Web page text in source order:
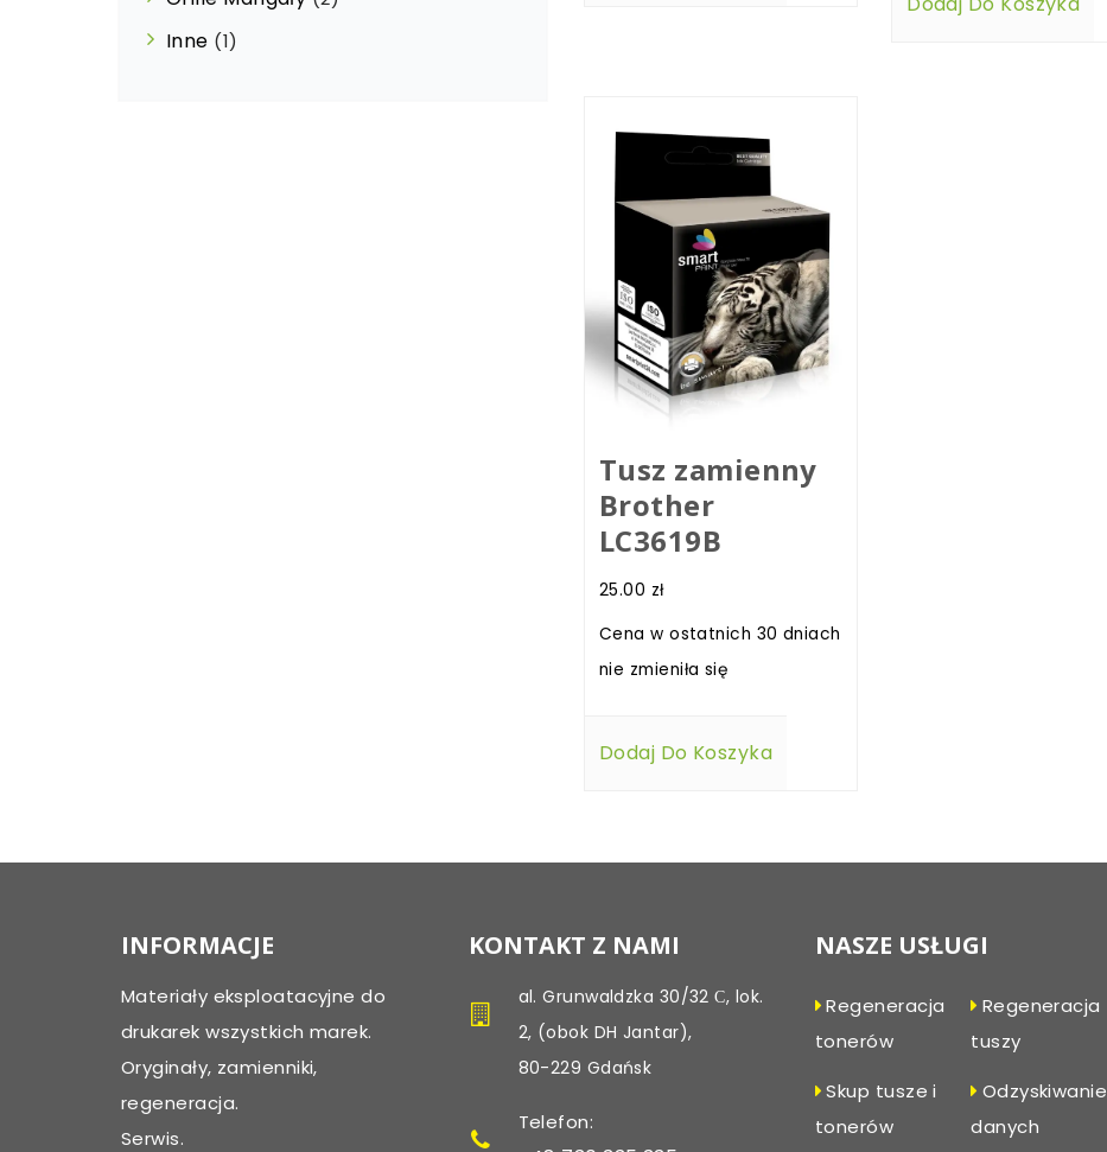
Tusz zamienny
Brother
LC3619B
25.00 zł
Cena w ostatnich 30 dniach
nie zmieniła się
Dodaj Do Koszyka
Inne (1)
INFORMACJE
Materiały eksploatacyjne do
drukarek wszystkich marek.
Oryginały, zamienniki,
regeneracja.
Serwis.
KONTAKT Z NAMI
al. Grunwaldzka 30/32 С, lok.
2, (obok DH Jantar),
80-229 Gdańsk
Telefon:
NASZE USŁUGI
Regeneracja
tonerów
Regeneracja
tuszy
Skup tusze i
tonerów
Odzyskiwanie
danych